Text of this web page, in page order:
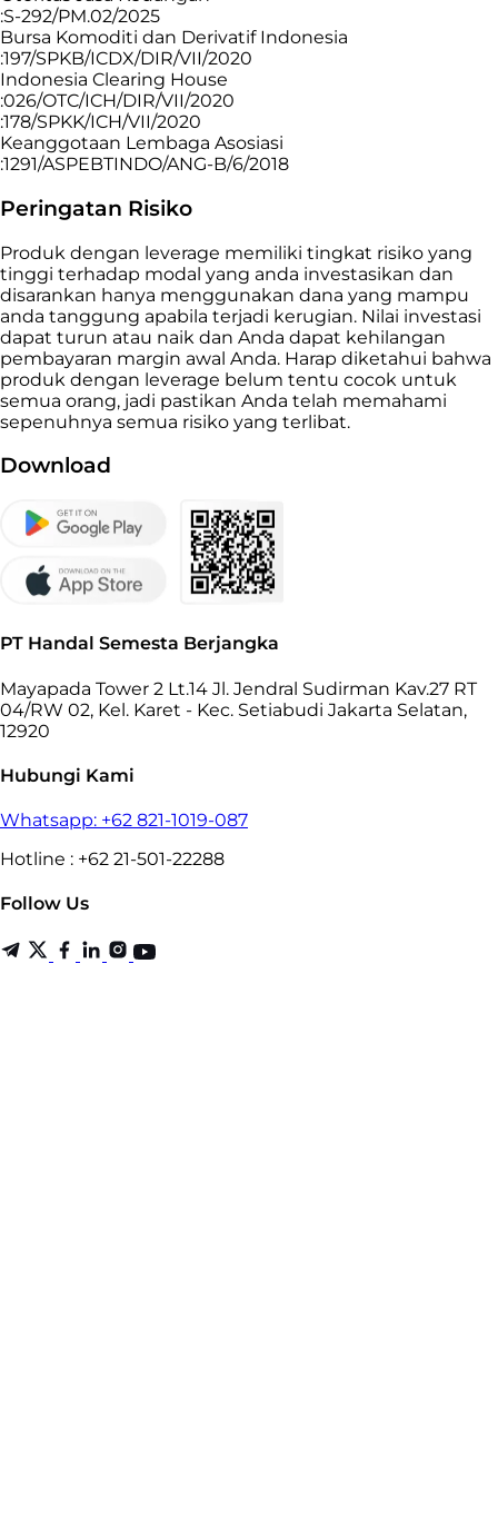
:S-292/PM.02/2025
Bursa Komoditi dan Derivatif Indonesia
:197/SPKB/ICDX/DIR/VII/2020
Indonesia Clearing House
:026/OTC/ICH/DIR/VII/2020
:178/SPKK/ICH/VII/2020
Keanggotaan Lembaga Asosiasi
:1291/ASPEBTINDO/ANG-B/6/2018
Peringatan Risiko
Produk dengan leverage memiliki tingkat risiko yang
tinggi terhadap modal yang anda investasikan dan
disarankan hanya menggunakan dana yang mampu
anda tanggung apabila terjadi kerugian. Nilai investasi
dapat turun atau naik dan Anda dapat kehilangan
pembayaran margin awal Anda. Harap diketahui bahwa
produk dengan leverage belum tentu cocok untuk
semua orang, jadi pastikan Anda telah memahami
sepenuhnya semua risiko yang terlibat.
Download
PT Handal Semesta Berjangka
Mayapada Tower 2 Lt.14 Jl. Jendral Sudirman Kav.27 RT
04/RW 02, Kel. Karet - Kec. Setiabudi Jakarta Selatan,
12920
Hubungi Kami
Whatsapp: +62 821-1019-087
Hotline : +62 21-501-22288
Follow Us